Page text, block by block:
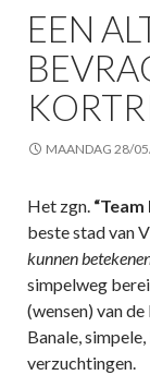
EEN
MAANDAG 28/
Het zgn.
beste stad van
kunnen
simpelweg
(wensen) van
Banale,
verzuchtingen.